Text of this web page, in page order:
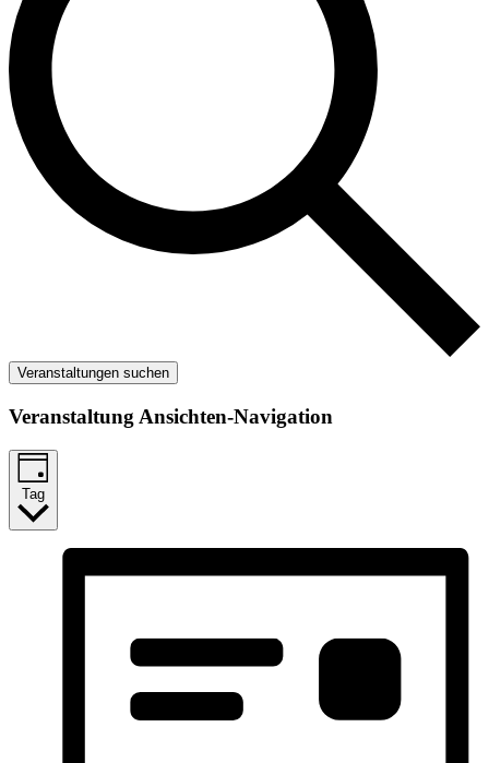
Veranstaltungen suchen
Veranstaltung Ansichten-Navigation
Tag